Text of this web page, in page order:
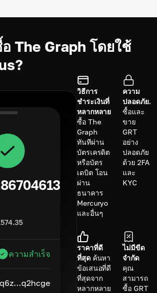
The Graph โดยใช้
ความสำเร็จ
วิธีการ
ชำระเงินที่
หลากหลาย
ซื้อ The
Graph
ทันทีผ่าน
บัตรเครดิต
หรือบัตร
เดบิต โอน
ผ่าน
ธนาคาร
Mercuryo
และอื่นๆ
ความ
ปลอดภัย.
ซื้อและ
ขาย
GRT
อย่าง
ปลอดภัย
ด้วย 2FA
และ
KYC
ราคาที่ดี
ที่สุด ค้นหา
ข้อเสนอที่ดี
ที่สุดจาก
หลากหลาย
ไม่มีขีด
จำกัด
คุณ
สามารถ
ซื้อ GRT